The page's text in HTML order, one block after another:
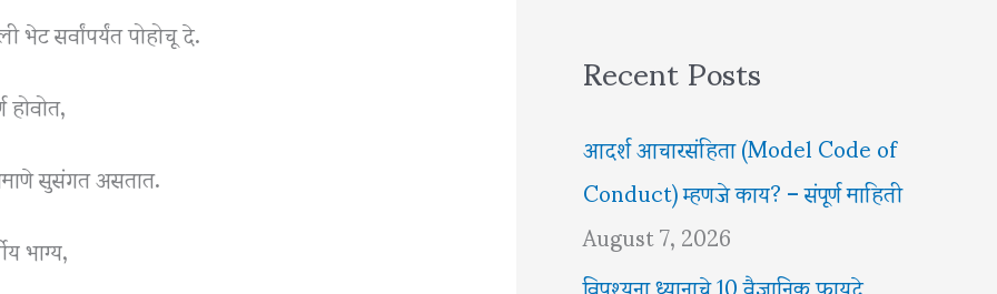
भेट सर्वांपर्यंत पोहोचू दे.
सुसंगत असतात.
भाग्य,
Recent Posts
आदर्श आचारसंहिता (Model Code of
Conduct) म्हणजे काय? – संपूर्ण माहिती
August 7, 2026